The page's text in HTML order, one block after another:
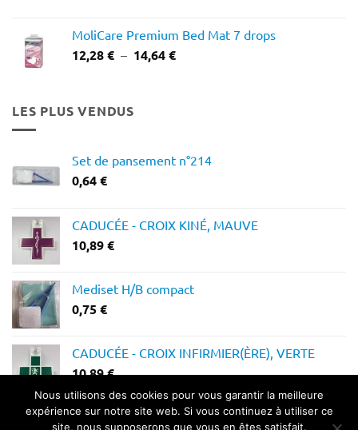
MoliCare Premium Bed Mat 7 drops
12,28€ – 14,64€Plage
LES PLUS VENDUS
Set de pansement n°214
0,64€
CADUCÉE - CROIX KINÉ, MAUVE
10,89€
Mediset H/B compact
0,75€
CADUCÉE - CROIX INFIRMIER(ÈRE), VERTE
10,89€
Nous utilisons des cookies pour vous garantir la meilleure
expérience sur notre site web. Si vous continuez à utiliser ce
site, nous supposerons que vous en êtes satisfait.